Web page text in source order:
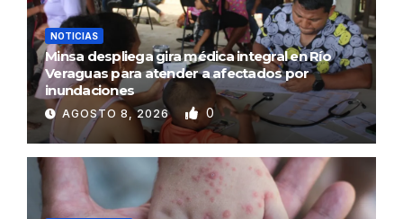
NOTICIAS
Minsa despliega gira médica integral en Río
Veraguas para atender a afectados por
inundaciones
AGOSTO 8, 2026 0